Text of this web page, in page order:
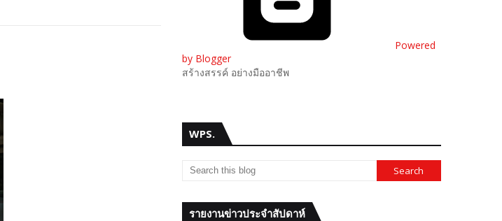
Powered
by Blogger
สร้างสรรค์ อย่างมืออาชีพ
WPS.
รายงานข่าวประจำสัปดาห์